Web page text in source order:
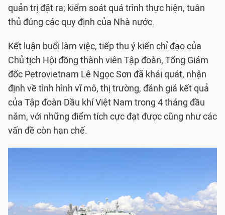
quản trị đặt ra; kiểm soát quá trình thực hiện, tuân
thủ đúng các quy định của Nhà nước.
Kết luận buổi làm việc, tiếp thu ý kiến chỉ đạo của
Chủ tịch Hội đồng thành viên Tập đoàn, Tổng Giám
đốc Petrovietnam Lê Ngọc Sơn đã khái quát, nhận
định về tình hình vĩ mô, thị trường, đánh giá kết quả
của Tập đoàn Dầu khí Việt Nam trong 4 tháng đầu
năm, với những điểm tích cực đạt được cũng như các
vấn đề còn hạn chế.